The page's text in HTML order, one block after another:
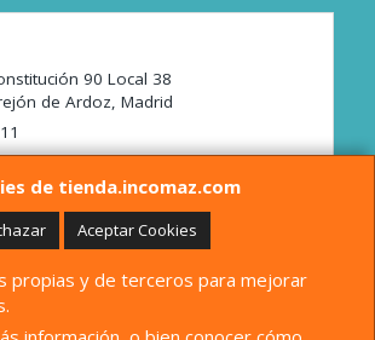
de tienda.incomaz.com
Aceptar Cookies
propias y de terceros para mejorar
90 Local 38
de Ardoz, Madrid
de 9:00 a 14:00